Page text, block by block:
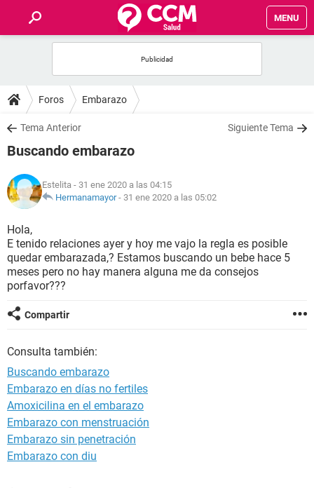
MENU
FOROS
SALUD
NUTRICIÓN
BIENESTAR
SEXUALIDAD
GLOSARIO
Foros Embarazo
Tema Anterior Siguiente Tema
Buscando embarazo
Estelita - 31 ene 2020 a las 04:15
Hermanamayor- 31 ene 2020 a las 05:02
Hola,
E tenido relaciones ayer y hoy me vajo la regla es posible
quedar embarazada,? Estamos buscando un bebe hace 5
meses pero no hay manera alguna me da consejos
porfavor???
Compartir
Consulta también:
Buscando embarazo
Embarazo en días no fertiles
Amoxicilina en el embarazo
Embarazo con menstruación
Embarazo sin penetración
Embarazo con diu